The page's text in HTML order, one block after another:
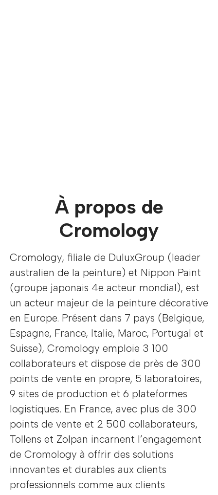
À propos de
Cromology
Cromology, filiale de DuluxGroup (leader
australien de la peinture) et Nippon Paint
(groupe japonais 4e acteur mondial), est
un acteur majeur de la peinture décorative
en Europe. Présent dans 7 pays (Belgique,
Espagne, France, Italie, Maroc, Portugal et
Suisse), Cromology emploie 3 100
collaborateurs et dispose de près de 300
points de vente en propre, 5 laboratoires,
9 sites de production et 6 plateformes
logistiques. En France, avec plus de 300
points de vente et 2 500 collaborateurs,
Tollens et Zolpan incarnent l’engagement
de Cromology à offrir des solutions
innovantes et durables aux clients
professionnels comme aux clients